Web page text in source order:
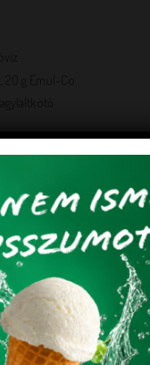
20 g Emul-Co